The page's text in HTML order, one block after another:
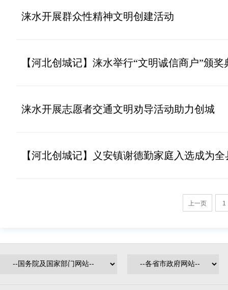
涞水开展群众性精神文明创建活动
【河北创城记】涞水举行“文明诚信商户”颁奖
涞水开展志愿者交通文明劝导活动助力创城
【河北创城记】义安镇谢德勤家庭入选成为全
上一页 1